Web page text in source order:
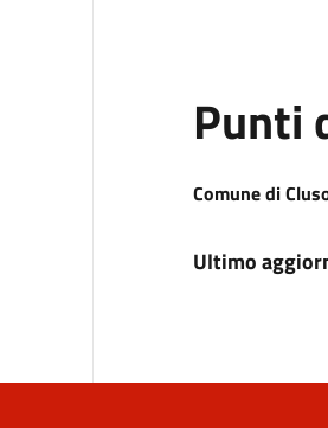
Punti
Comune di
Ultimo